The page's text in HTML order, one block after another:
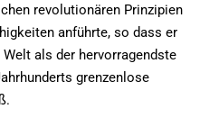
revolutionären Prinzipien
anführte, so dass er
als der hervorragendste
grenzenlose